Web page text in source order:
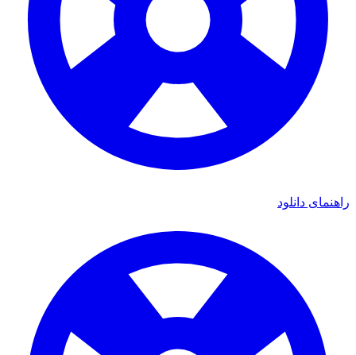
دانلود